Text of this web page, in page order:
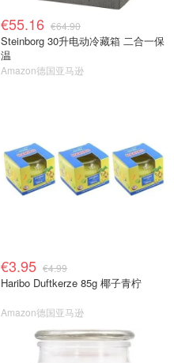
€55.16 €64.90
Steinborg 30升电动冷藏箱 二合一保
温
Amazon德国亚马逊
€3.95 €4.99
Haribo Duftkerze 85g 椰子青柠
Amazon德国亚马逊